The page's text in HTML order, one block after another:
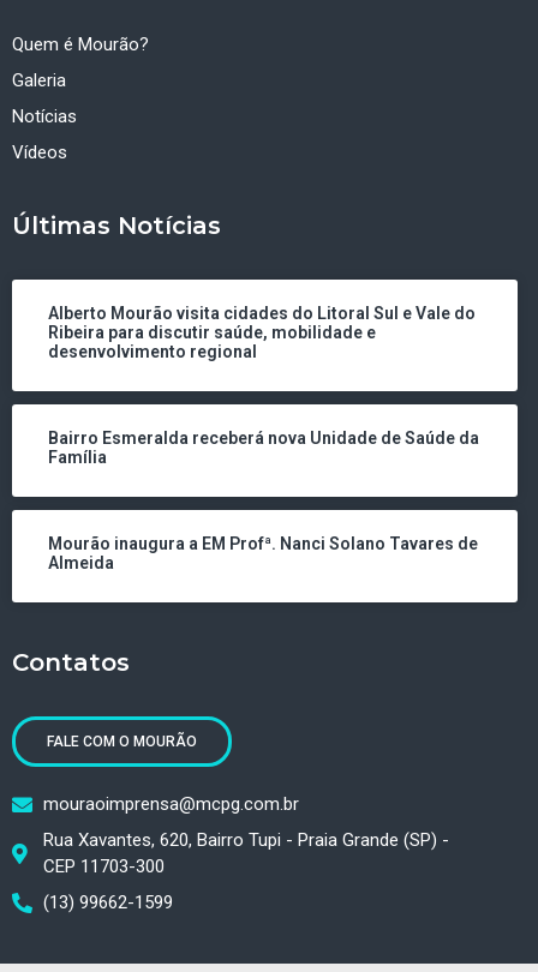
Quem é Mourão?
Galeria
Notícias
Vídeos
Últimas Notícias
Alberto Mourão visita cidades do Litoral Sul e Vale do
Ribeira para discutir saúde, mobilidade e
desenvolvimento regional
Bairro Esmeralda receberá nova Unidade de Saúde da
Família
Mourão inaugura a EM Profª. Nanci Solano Tavares de
Almeida
Contatos
FALE COM O MOURÃO
mouraoimprensa@mcpg.com.br
Rua Xavantes, 620, Bairro Tupi - Praia Grande (SP) -
CEP 11703-300
(13) 99662-1599